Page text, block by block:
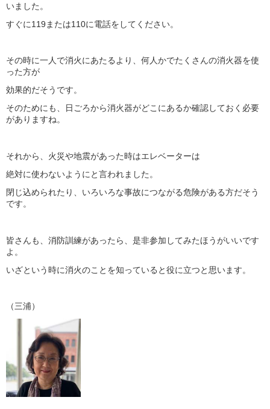
いました。
すぐに119または110に電話をしてください。
その時に一人で消火にあたるより、何人かでたくさんの消火器を使
った方が
効果的だそうです。
そのためにも、日ごろから消火器がどこにあるか確認しておく必要
がありますね。
それから、火災や地震があった時はエレベーターは
絶対に使わないようにと言われました。
閉じ込められたり、いろいろな事故につながる危険がある方だそう
です。
皆さんも、消防訓練があったら、是非参加してみたほうがいいです
よ。
いざという時に消火のことを知っていると役に立つと思います。
（三浦）